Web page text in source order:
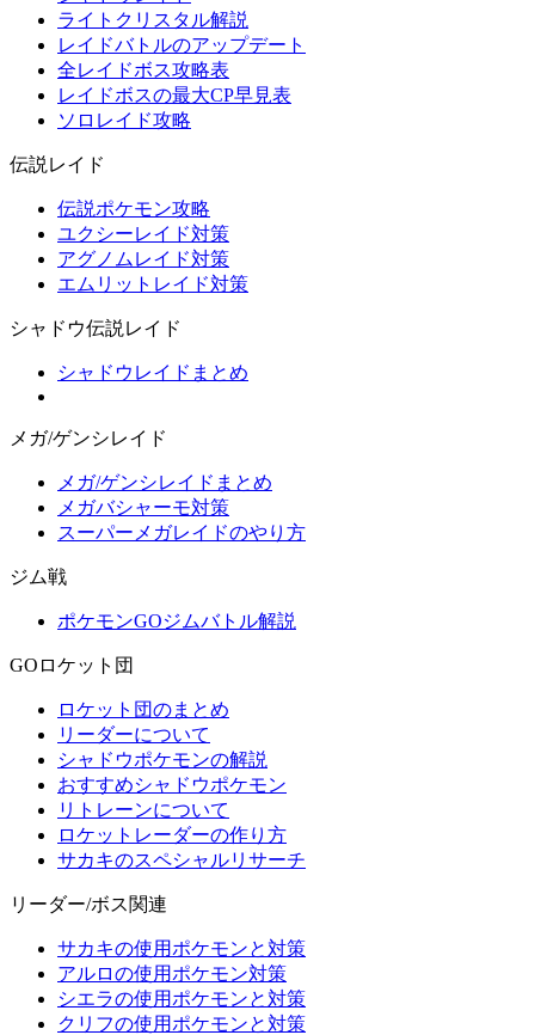
ライトクリスタル解説
レイドバトルのアップデート
全レイドボス攻略表
レイドボスの最大CP早見表
ソロレイド攻略
伝説レイド
伝説ポケモン攻略
ユクシーレイド対策
アグノムレイド対策
エムリットレイド対策
シャドウ伝説レイド
シャドウレイドまとめ
メガ/ゲンシレイド
メガ/ゲンシレイドまとめ
メガバシャーモ対策
スーパーメガレイドのやり方
ジム戦
ポケモンGOジムバトル解説
GOロケット団
ロケット団のまとめ
リーダーについて
シャドウポケモンの解説
おすすめシャドウポケモン
リトレーンについて
ロケットレーダーの作り方
サカキのスペシャルリサーチ
リーダー/ボス関連
サカキの使用ポケモンと対策
アルロの使用ポケモン対策
シエラの使用ポケモンと対策
クリフの使用ポケモンと対策